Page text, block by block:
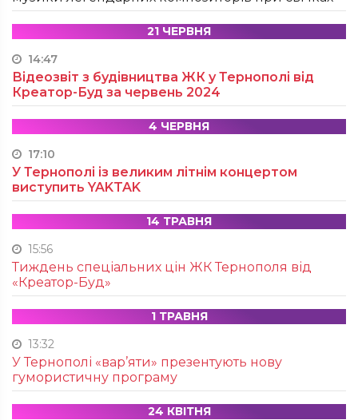
21 ЧЕРВНЯ
14:47
Відеозвіт з будівництва ЖК у Тернополі від
Креатор-Буд за червень 2024
4 ЧЕРВНЯ
17:10
У Тернополі із великим літнім концертом
виступить YAKTAK
14 ТРАВНЯ
15:56
Тиждень спеціальних цін ЖК Тернополя від
«Креатор-Буд»
1 ТРАВНЯ
13:32
У Тернополі «вар’яти» презентують нову
гумористичну програму
24 КВІТНЯ